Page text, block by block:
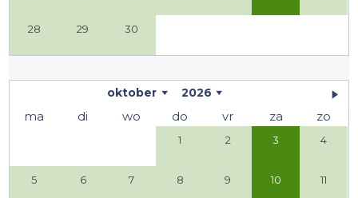
28 29 30
oktober 2026
ma di wo do vr za zo
1 2 3 4
5 6 7 8 9 10 11